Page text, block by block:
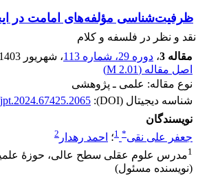
ظرفیت‌شناسی مؤلفه‌های امامت در
نقد و نظر در فلسفه و کلام
مقاله 3
، دوره 29، شماره 113 ، شهریور 1403
اصل مقاله (2.01 M
)
نوع مقاله: علمی ـ پژوهشی
شناسه دیجیتال (DOI):
نویسندگان
جعفر علی نقی*
1؛ احمد رهدار 2
1مدرس علوم عقلی سطح عالی، حوزۀ
(نویسنده مسئول)